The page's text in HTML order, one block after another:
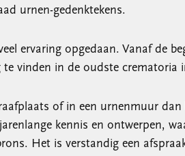
urnen-gedenktekens.
ervaring opgedaan. Vanaf de
vinden in de oudste crematoria
of in een urnenmuur
kennis en ontwerpen,
Het is verstandig een